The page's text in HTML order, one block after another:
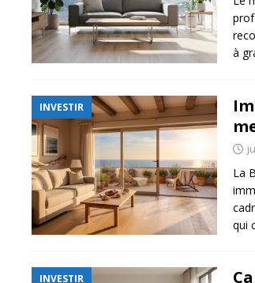
à
INVESTIR
La
qui
INVESTIR